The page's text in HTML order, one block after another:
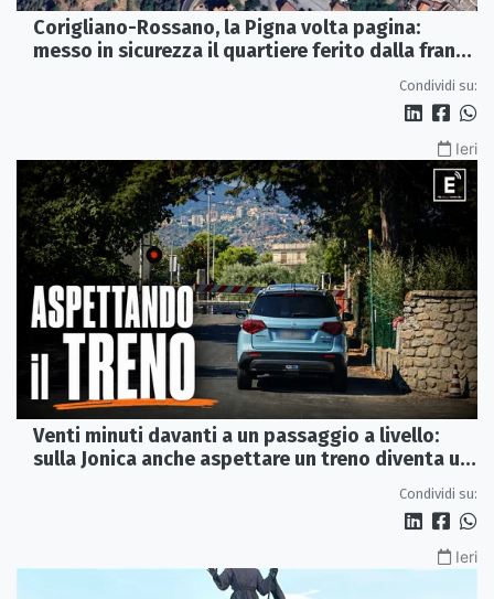
Corigliano-Rossano, la Pigna volta pagina:
messo in sicurezza il quartiere ferito dalla frana
Condividi su:
Ieri
Venti minuti davanti a un passaggio a livello:
sulla Jonica anche aspettare un treno diventa un
Condividi su:
Ieri